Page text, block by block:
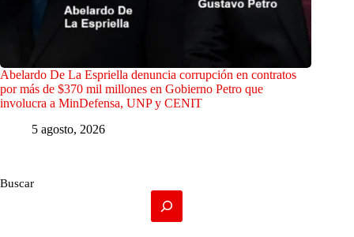
Abelardo De La Espriella denuncia corrupción en contratos
por más de $370 mil millones en Gobierno Petro que
involucra a MinDefensa, UNP y CENIT
5 agosto, 2026
Buscar